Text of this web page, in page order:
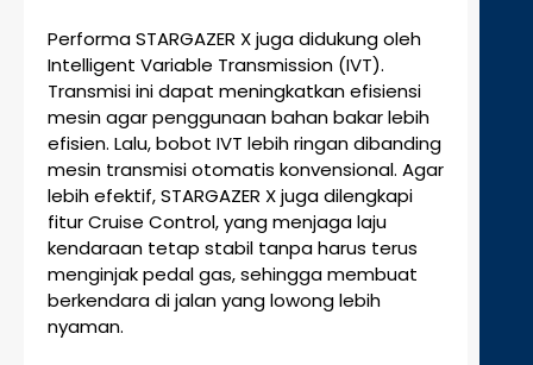
Performa STARGAZER X juga didukung oleh
Intelligent Variable Transmission (IVT).
Transmisi ini dapat meningkatkan efisiensi
mesin agar penggunaan bahan bakar lebih
efisien. Lalu, bobot IVT lebih ringan dibanding
mesin transmisi otomatis konvensional. Agar
lebih efektif, STARGAZER X juga dilengkapi
fitur Cruise Control, yang menjaga laju
kendaraan tetap stabil tanpa harus terus
menginjak pedal gas, sehingga membuat
berkendara di jalan yang lowong lebih
nyaman.